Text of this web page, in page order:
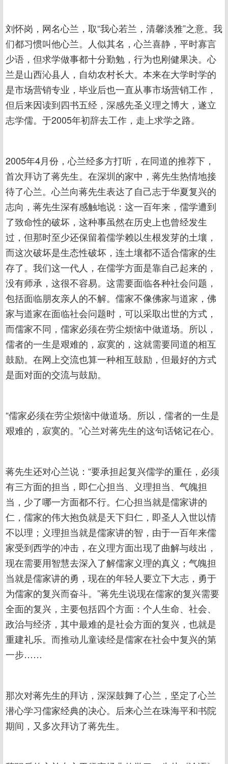
刘怀岗，网名心兰，取“我心若兰，清馨淡雅”之意。我
们都习惯叫他心兰。人似其名，心兰喜静，平时寡言
少语，但求学做事都十分勤勉，行为也刚健果决。心
兰是山西沁县人，自幼农村长大。本来在大学时学的
是市场营销专业，毕业后也一直从事市场营销工作，
但后来因读到四书五经，深感先圣义理之博大，遂立
志学儒。于2005年初辞去工作，走上求学之路。
2005年4月份，心兰经多方打听，在同道的推荐下，
首次拜访了蒋先生。在深圳的家中，蒋先生热情地接
待了心兰。心兰向蒋先生表达了自己志于华夏复兴的
志向，蒋先生深有感触地说：这一百年来，儒学遭到
了致命性的破坏，这种事虽然在历史上也曾经发生
过，但那时至少还保留着儒学赖以生根发芽的土壤，
而这次破坏是生态性破坏，连土壤都不适合儒家的生
存了。我们这一代人，在儒学方面是靠自己起来的，
没有师承，这很不容易。这需要面临各种社会问题，
包括面临朋友亲人的不解。儒家不像佛家与道家，佛
家与道家在面临社会问题时，可以采取出世的方式，
而儒家不同，儒家必须在劳尘烦恼中做道场。所以，
儒者的一生是艰难的，寂寞的，这就需要同道的相互
鼓励。在网上交流也算一种相互鼓励，但最好的方式
是面对面的交流与鼓励。
“儒家必须在劳尘烦恼中做道场。所以，儒者的一生是
艰难的，寂寞的。”心兰对蒋先生的这句话铭记在心。
蒋先生还对心兰说：“要承担起复兴儒学的重任，必须
有三方面的担当，即仁心担当、义理担当、气魄担
当，少了哪一方面都不行。仁心担当就是儒家讲的
仁，儒家的伟大抱负就是天下归仁，即圣人入世以情
不以理；义理担当就是儒家讲的智，由于一百年来儒
家受到西学的冲击，在义理方面出现了曲解与歧出，
现在需要用智慧去深入了解儒家义理的真义；气魄担
当就是儒家讲的勇，现在的年轻人要立下大志，勇于
为儒家的复兴而奋斗。”蒋先生说现在儒家的复兴需要
全面的复兴，主要包括四个方面：个人生命、社会、
政治与经济，其中最难的是社会方面的复兴，也就是
重建礼乐。而推动儿童读经是儒家在社会中复兴的第
一步……
那次对蒋先生的拜访，深深鼓舞了心兰，坚定了心兰
潜心学习儒家经典的决心。后来心兰在珠海平和书院
期间，又多次拜访了蒋先生。